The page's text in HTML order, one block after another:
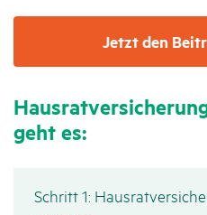
Jetzt den
geht es:
Schritt 1: